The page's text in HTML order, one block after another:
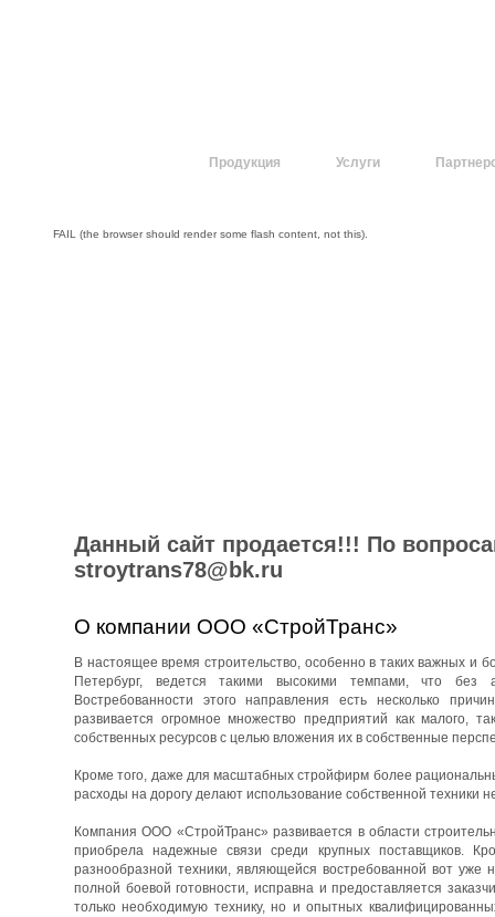
Продукция Услуги
FAIL (the browser should render some flash content, not this).
Данный сайт продается!!! По
stroytrans78@bk.ru
О компании ООО «СтройТранс»
В настоящее время строительство, особенно в таких важных и
Петербург, ведется такими высокими темпами, что без
Востребованности этого направления есть несколько
развивается огромное множество предприятий как малого,
собственных ресурсов с целью вложения их в собственные
Кроме того, даже для масштабных стройфирм более
расходы на дорогу делают использование собственной техники
Компания ООО «СтройТранс» развивается в области
приобрела надежные связи среди крупных поставщиков.
разнообразной техники, являющейся востребованной вот уже
полной боевой готовности, исправна и предоставляется
только необходимую технику, но и опытных